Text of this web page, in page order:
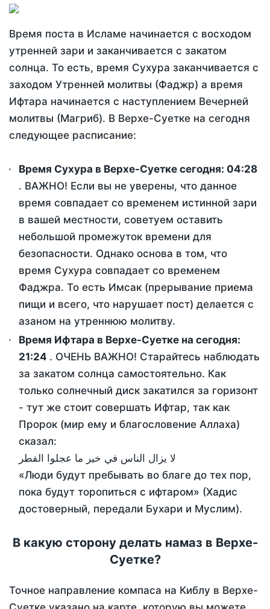
Время поста в Исламе начинается с восходом
утренней зари и заканчивается с закатом
солнца. То есть, время Сухура заканчивается с
заходом Утренней молитвы (Фаджр) а время
Ифтара начинается с наступлением Вечерней
молитвы (Магриб). В Верхе-Суетке на сегодня
следующее расписание:
Время Сухура в Верхе-Суетке сегодня: 04:28
. ВАЖНО! Если вы не уверены, что данное
время совпадает со временем истинной зари
в вашей местности, советуем оставить
небольшой промежуток времени для
безопасности. Однако основа в том, что
время Сухура совпадает со временем
Фаджра. То есть Имсак (прерывание приема
пищи и всего, что нарушает пост) делается с
азаном на утреннюю молитву.
Время Ифтара в Верхе-Суетке на сегодня:
21:24 . ОЧЕНЬ ВАЖНО! Старайтесь наблюдать
за закатом солнца самостоятельно. Как
только солнечный диск закатился за горизонт
- тут же стоит совершать Ифтар, так как
Пророк (мир ему и благословение Аллаха)
сказал:
لا يزال الناس في خير ما عجلوا الفطر
«Люди будут пребывать во благе до тех пор,
пока будут торопиться с ифтаром» (Хадис
достоверный, передали Бухари и Муслим).
В какую сторону делать намаз в Верхе-
Суетке?
Точное направление компаса на Киблу в Верхе-